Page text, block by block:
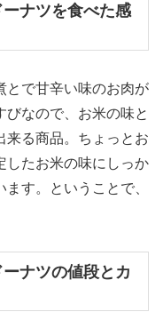
ナツを食べた感
とで甘辛い味のお肉が
びなので、お米の味と
来る商品。ちょっとお
したお米の味にしっか
す。ということで、
ナツの値段とカ